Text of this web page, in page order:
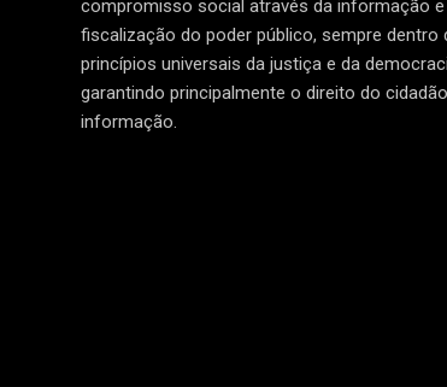
compromisso social através da informação e
fiscalização do poder público, sempre dentro
princípios universais da justiça e da
garantindo principalmente o direito do
informação.